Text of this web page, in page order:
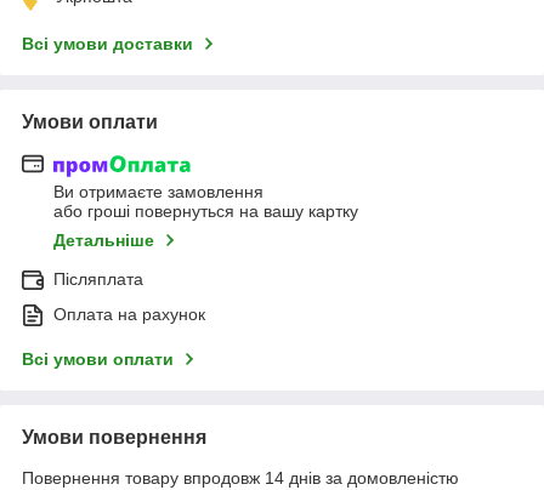
Всі умови доставки
Умови оплати
Ви отримаєте замовлення
або гроші повернуться на вашу картку
Детальніше
Післяплата
Оплата на рахунок
Всі умови оплати
Умови повернення
Повернення товару впродовж 14 днів за домовленістю